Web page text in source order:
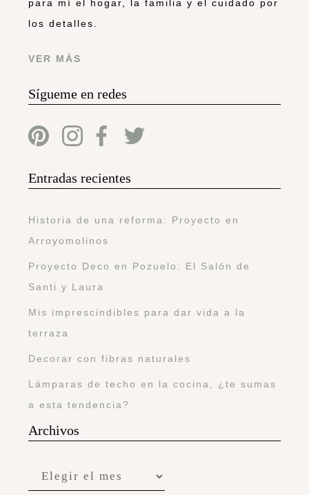
para mí el hogar, la familia y el cuidado por
los detalles.
VER MÁS
Sígueme en redes
Entradas recientes
Historia de una reforma: Proyecto en
Arroyomolinos
Proyecto Deco en Pozuelo: El Salón de
Santi y Laura
Mis imprescindibles para dar vida a la
terraza
Decorar con fibras naturales
Lámparas de techo en la cocina, ¿te sumas
a esta tendencia?
Archivos